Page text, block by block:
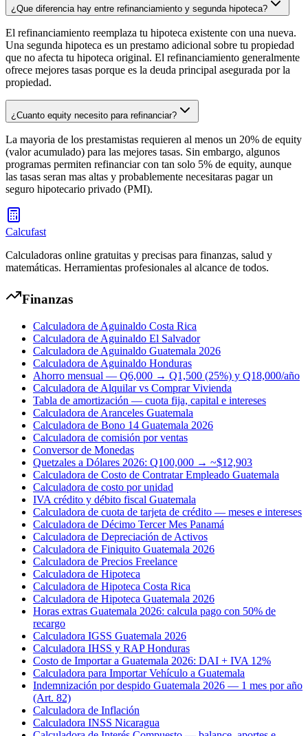
¿Que diferencia hay entre refinanciamiento y segunda hipoteca?
El refinanciamiento reemplaza tu hipoteca existente con una nueva.
Una segunda hipoteca es un prestamo adicional sobre tu propiedad
que no afecta tu hipoteca original. El refinanciamiento generalmente
ofrece mejores tasas porque es la deuda principal asegurada por la
propiedad.
¿Cuanto equity necesito para refinanciar?
La mayoria de los prestamistas requieren al menos un 20% de equity
(valor acumulado) para las mejores tasas. Sin embargo, algunos
programas permiten refinanciar con tan solo 5% de equity, aunque
las tasas seran mas altas y probablemente necesitaras pagar un
seguro hipotecario privado (PMI).
Calcufast
Calculadoras online gratuitas y precisas para finanzas, salud y
matemáticas. Herramientas profesionales al alcance de todos.
Finanzas
Calculadora de Aguinaldo Costa Rica
Calculadora de Aguinaldo El Salvador
Calculadora de Aguinaldo Guatemala 2026
Calculadora de Aguinaldo Honduras
Ahorro mensual — Q6,000 → Q1,500 (25%) y Q18,000/año
Calculadora de Alquilar vs Comprar Vivienda
Tabla de amortización — cuota fija, capital e intereses
Calculadora de Aranceles Guatemala
Calculadora de Bono 14 Guatemala 2026
Calculadora de comisión por ventas
Conversor de Monedas
Quetzales a Dólares 2026: Q100,000 → ~$12,903
Calculadora de Costo de Contratar Empleado Guatemala
Calculadora de costo por unidad
IVA crédito y débito fiscal Guatemala
Calculadora de cuota de tarjeta de crédito — meses e intereses
Calculadora de Décimo Tercer Mes Panamá
Calculadora de Depreciación de Activos
Calculadora de Finiquito Guatemala 2026
Calculadora de Precios Freelance
Calculadora de Hipoteca
Calculadora de Hipoteca Costa Rica
Calculadora de Hipoteca Guatemala 2026
Horas extras Guatemala 2026: calcula pago con 50% de
recargo
Calculadora IGSS Guatemala 2026
Calculadora IHSS y RAP Honduras
Costo de Importar a Guatemala 2026: DAI + IVA 12%
Calculadora para Importar Vehículo a Guatemala
Indemnización por despido Guatemala 2026 — 1 mes por año
(Art. 82)
Calculadora de Inflación
Calculadora INSS Nicaragua